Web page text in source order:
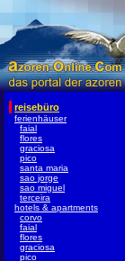
reisebüro
ferienhäuser
faial
flores
graciosa
pico
santa maria
sao jorge
sao miguel
terceira
hotels & apartments
corvo
faial
flores
graciosa
pico